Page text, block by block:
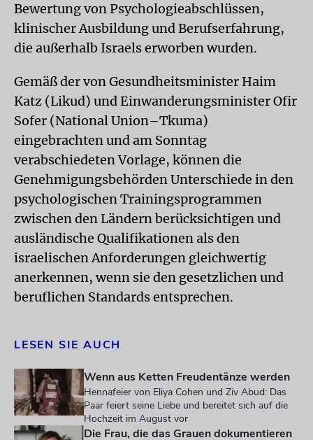
Bewertung von Psychologieabschlüssen,
klinischer Ausbildung und Berufserfahrung,
die außerhalb Israels erworben wurden.
Gemäß der von Gesundheitsminister Haim
Katz (Likud) und Einwanderungsminister Ofir
Sofer (National Union–Tkuma)
eingebrachten und am Sonntag
verabschiedeten Vorlage, können die
Genehmigungsbehörden Unterschiede in den
psychologischen Trainingsprogrammen
zwischen den Ländern berücksichtigen und
ausländische Qualifikationen als den
israelischen Anforderungen gleichwertig
anerkennen, wenn sie den gesetzlichen und
beruflichen Standards entsprechen.
LESEN SIE AUCH
Wenn aus Ketten Freudentänze werden
Hennafeier von Eliya Cohen und Ziv Abud: Das
Paar feiert seine Liebe und bereitet sich auf die
Hochzeit im August vor
Die Frau, die das Grauen dokumentieren